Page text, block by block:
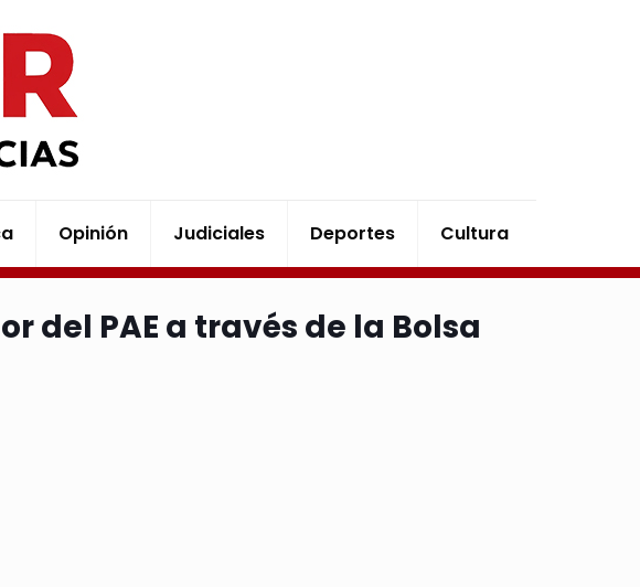
Opinión Judiciales Deportes Cultura
del PAE a través de la Bolsa